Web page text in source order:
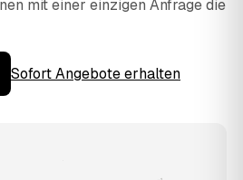
mit einer einzigen Anfrage die
Sofort Angebote erhalten